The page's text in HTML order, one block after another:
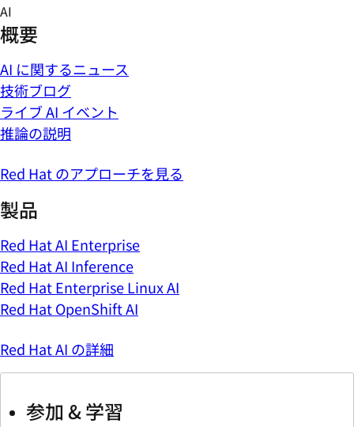
Skip
to
content
AI
概要
AI に関するニュース
技術ブログ
ライブ AI イベント
推論の説明
Red Hat のアプローチを見る
製品
Red Hat AI Enterprise
Red Hat AI Inference
Red Hat Enterprise Linux AI
Red Hat OpenShift AI
Red Hat AI の詳細
参加 & 学習